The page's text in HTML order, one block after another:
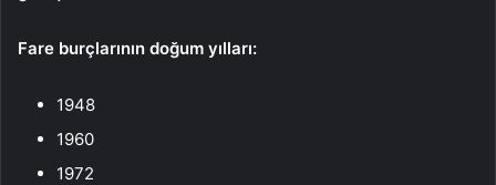
Fare burçlarının doğum yılları:
1948
1960
1972